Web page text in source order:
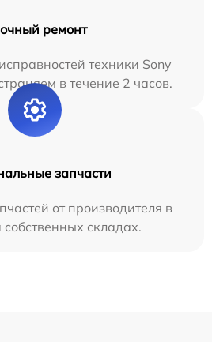
ремонт
техники Sony
в течение 2 часов.
запчасти
от производителя в
складах.